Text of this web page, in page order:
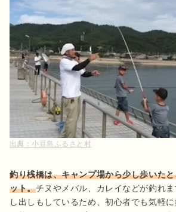
出典： 小豆島ふるさと村
釣り桟橋は、キャンプ場から少し歩いた
ット。チヌやメバル、カレイなどが釣れ
し出しもしているため、初心者でも気軽